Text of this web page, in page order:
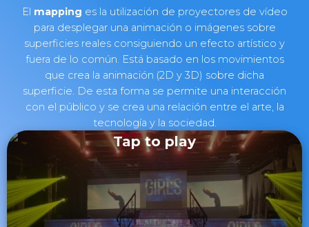
El mapping es la utilización de proyectores de vídeo
para desplegar una animación o imágenes sobre
superficies reales consiguiendo un efecto artístico y
fuera de lo común. Está basado en los movimientos
que crea la animación (2D y 3D) sobre dicha
superficie. De esta forma se permite una interacción
con el público y se crea una relación entre el arte, la
tecnología y la sociedad.
Tap to play